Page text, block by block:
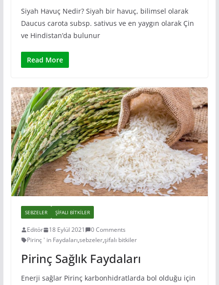
Siyah Havuç Nedir? Siyah bir havuç, bilimsel olarak
Daucus carota subsp. sativus ve en yaygın olarak Çin
ve Hindistan’da bulunur
Read More
SEBZELER ŞIFALI BITKILER
Editör 18 Eylül 2021
0 Comments
Pirinç ' in Faydaları,sebzeler,şifalı bitkiler
Pirinç Sağlık Faydaları
Enerji sağlar Pirinç karbonhidratlarda bol olduğu için